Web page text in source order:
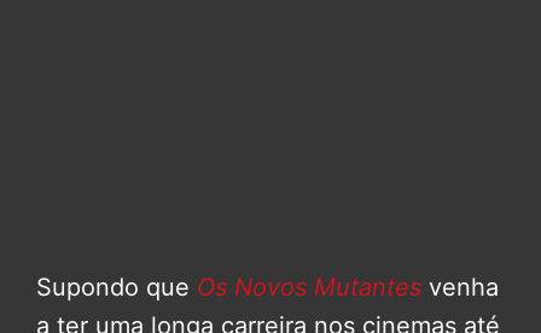
Supondo que Os Novos Mutantes venha
a ter uma longa carreira nos cinemas até